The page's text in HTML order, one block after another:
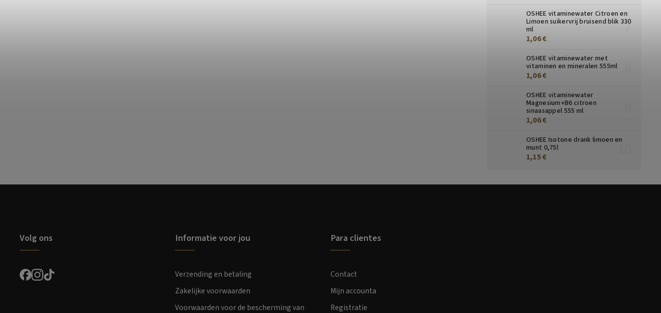
OSHEE vitaminewater Citroen en
Limoen suikervrij bruisend blik 330
ml
1,06 €
OSHEE vitaminewater met
vitaminen en mineralen 555ml
1,06 €
OSHEE vitaminewater
Magnesium+B6 citroen
sinaasappel 555 ml
1,06 €
OSHEE Isotone drank limoen en
munt 0,75l
1,15 €
Volg ons Informatie voor jou
Verzending en betaling
Zakelijke voorwaarden
Voorwaarden voor de bescherming van
Para clientes
Contact
Mijn accounta
Registratie